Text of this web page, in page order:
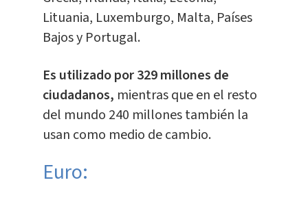
Lituania, Luxemburgo, Malta, Países
Bajos y Portugal.
Es utilizado por 329 millones de
ciudadanos, mientras que en el resto
del mundo 240 millones también la
usan como medio de cambio.
Euro: